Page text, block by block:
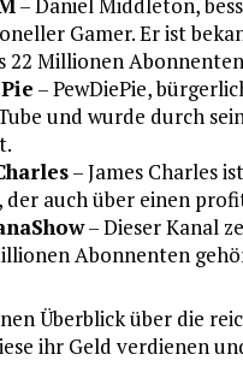
Gamer. Er ist
22 Millionen
– PewDiePie,
und wurde durch
– James Charles
der auch über einen
– Dieser Kanal
Abonnenten
Überblick über die
ihr Geld verdienen